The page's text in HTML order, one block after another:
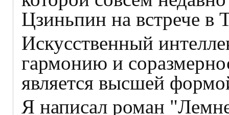
Цзиньпин на встрече в
Искусственный
гармонию и
является высшей
Я написал роман